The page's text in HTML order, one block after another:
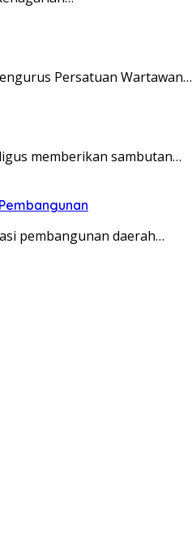
Persatuan Wartawan…
memberikan sambutan…
pembangunan daerah…